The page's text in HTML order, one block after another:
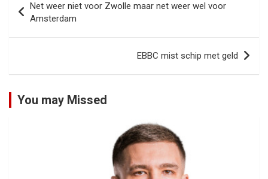
navigatie
Net weer niet voor Zwolle maar net weer wel voor
Amsterdam
EBBC mist schip met geld
You may Missed